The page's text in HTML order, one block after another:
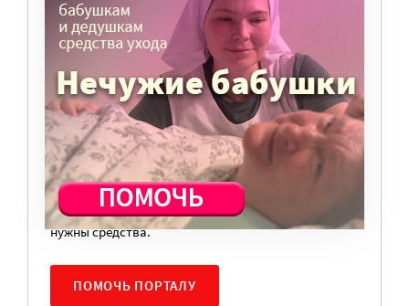
ВАМ ВАЖНО, ЧТОБЫ РАЗГОВОР НА ЭТУ
ТЕМУ ПРОДОЛЖИЛСЯ? ПОДДЕРЖИТЕ
ПОРТАЛ!
Мы просим подписаться на небольшой, но
регулярный платеж в пользу нашего сайта.
Милосердие.ru работает благодаря добровольным
пожертвованиям наших читателей. На
командировки, съемки, зарплаты редакторов,
журналистов и техническую поддержку сайта
нужны средства.
ПОМОЧЬ ПОРТАЛУ